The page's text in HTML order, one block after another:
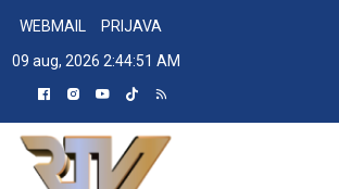
WEBMAIL
PRIJAVA
09 aug, 2026 2:44:52 AM